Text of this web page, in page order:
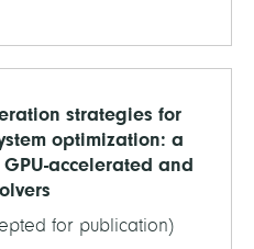
strategies for
optimization: a
accelerated and
for publication)